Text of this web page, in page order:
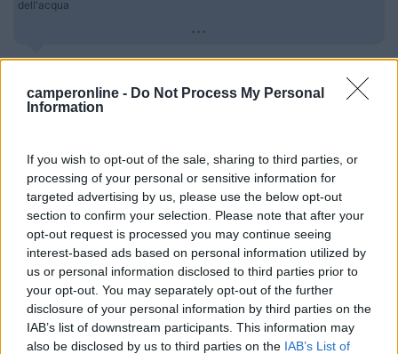
camperonline - Do Not Process My Personal
Information
If you wish to opt-out of the sale, sharing to third parties, or
processing of your personal or sensitive information for
targeted advertising by us, please use the below opt-out
section to confirm your selection. Please note that after your
opt-out request is processed you may continue seeing
interest-based ads based on personal information utilized by
us or personal information disclosed to third parties prior to
your opt-out. You may separately opt-out of the further
disclosure of your personal information by third parties on the
IAB’s list of downstream participants. This information may
also be disclosed by us to third parties on the IAB’s List of
dell'acqua
...
Interessante l'idea del tubo. Non ho capito come gestisci
l'entrata e l'uscita. Ad ogni modo, a meno che non ci sta un
vaso fatto a forma di siluro che ho visto su amz non riesco
Ad ogni modo, siccome ho risolto brillantemente addirittura
migliorando le prestazioni iniziali (evidentemente aver agito
sulla vite del pressostato ha ulteriormente migliorato la
situazione) al momento non mi sbatterò a studiare la soluzione
del vaso di espansione anche se la tua idea mi incuriosisce e
non poco.
Per risponderti, caro Mario, il problema che avevo era duplice.
La pompa veniva azionata in continuazione (attacca e stacca)
e, contemporaneamente, il getto dell'acqua pulsava. E' questa
relazione filtro sporco / pulsazione che non mi torna. Mi sarei
aspettato di veder uscire meno acqua dal rubinetto ma cosa